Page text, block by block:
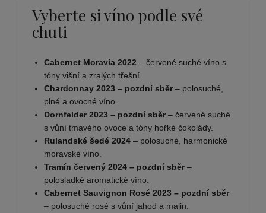
Vyberte si víno podle své
chuti
Cabernet Moravia 2022 – červené suché víno s
tóny višní a zralých třešní.
Chardonnay 2023 – pozdní sběr– polosuché,
plné a ovocné víno.
Dornfelder 2023 – pozdní sběr– červené suché
s vůní tmavého ovoce a tóny hořké čokolády.
Rulandské šedé 2024 – polosuché, harmonické
moravské víno.
Tramín červený 2024 – pozdní sběr–
polosladké aromatické víno.
Cabernet Sauvignon Rosé 2023 – pozdní sběr
– polosuché rosé s vůní jahod a malin.